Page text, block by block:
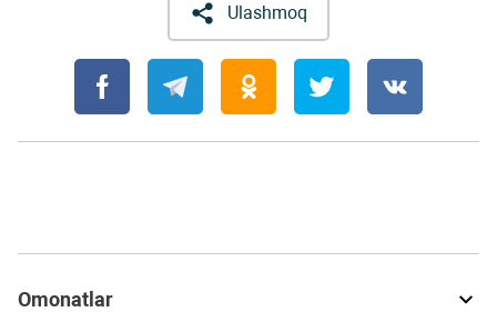
Ulashmoq
Omonatlar